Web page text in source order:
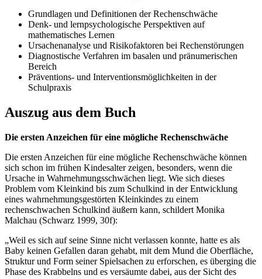
Grundlagen und Definitionen der Rechenschwäche
Denk- und lernpsychologische Perspektiven auf
mathematisches Lernen
Ursachenanalyse und Risikofaktoren bei Rechenstörungen
Diagnostische Verfahren im basalen und pränumerischen
Bereich
Präventions- und Interventionsmöglichkeiten in der
Schulpraxis
Auszug aus dem Buch
Die ersten Anzeichen für eine mögliche Rechenschwäche
Die ersten Anzeichen für eine mögliche Rechenschwäche können
sich schon im frühen Kindesalter zeigen, besonders, wenn die
Ursache in Wahrnehmungsschwächen liegt. Wie sich dieses
Problem vom Kleinkind bis zum Schulkind in der Entwicklung
eines wahrnehmungsgestörten Kleinkindes zu einem
rechenschwachen Schulkind äußern kann, schildert Monika
Malchau (Schwarz 1999, 30f):
„Weil es sich auf seine Sinne nicht verlassen konnte, hatte es als
Baby keinen Gefallen daran gehabt, mit dem Mund die Oberfläche,
Struktur und Form seiner Spielsachen zu erforschen, es überging die
Phase des Krabbelns und es versäumte dabei, aus der Sicht des